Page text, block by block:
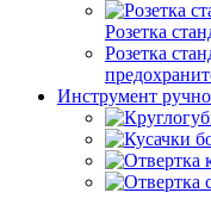
Розетка
Розетка
Инструмент